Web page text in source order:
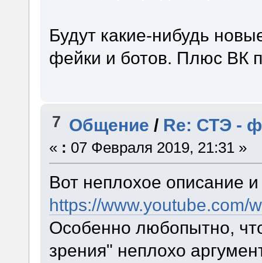
Будут какие-нибудь
фейки и ботов. Плюс ВК
7 Общение / Re: СТЭ -
« : 07 Февраля 2019, 21:31 »
Вот неплохое описание
https://www.youtube.com/
Особенно любопытно,
зрения" неплохо